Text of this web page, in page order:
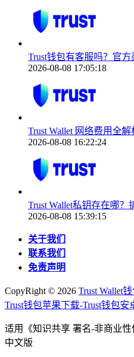
Trust钱包有客服吗？官
2026-08-08 17:05:18
Trust Wallet 网络费用全
2026-08-08 16:22:24
Trust Wallet私钥存在哪？
2026-08-08 15:39:15
关于我们
联系我们
免责声明
CopyRight © 2026 Trust Wallet
Trust钱包苹果下载-Trust钱包安
适用《知识共享 署名-非商业
中文版